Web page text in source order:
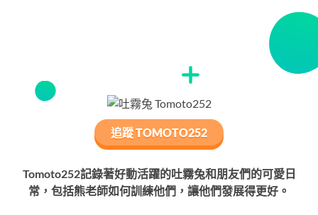
追蹤 TOMOTO252
Tomoto252記錄著好動活躍的吐霧兔和朋友們的可愛日
常，包括熊老師如何訓練他們，讓他們發展得更好。